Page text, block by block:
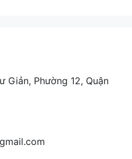
Giản, Phường 12, Quận